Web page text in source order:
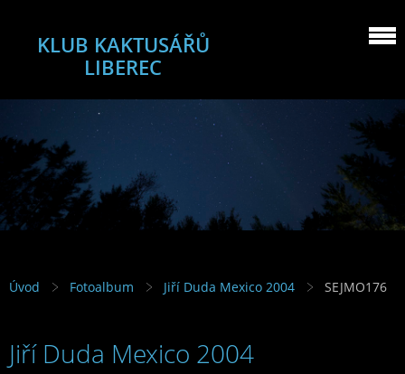
KLUB KAKTUSÁŘŮ
LIBEREC
Úvod Fotoalbum Jiří Duda Mexico 2004 SEJMO176
Jiří Duda Mexico 2004